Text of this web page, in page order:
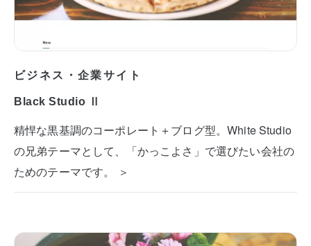
ビジネス・企業サイト
Black Studio Ⅱ
精悍な黒基調のコーポレート＋ブログ型。White Studio
の兄弟テーマとして、「かっこよさ」で選びたい会社の
ためのテーマです。 ＞